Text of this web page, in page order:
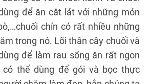
để ăn cắt lát với những món
chín có rất nhiều những
trong nó. Lõi thân cây chuối và
để làm rau sống ăn rất ngon
thể dùng để gói và bọc thực